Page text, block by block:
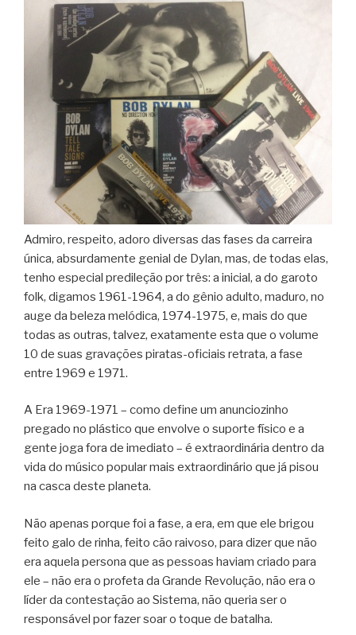
Admiro, respeito, adoro diversas das fases da carreira
única, absurdamente genial de Dylan, mas, de todas elas,
tenho especial predileção por três: a inicial, a do garoto
folk, digamos 1961-1964, a do gênio adulto, maduro, no
auge da beleza melódica, 1974-1975, e, mais do que
todas as outras, talvez, exatamente esta que o volume
10 de suas gravações piratas-oficiais retrata, a fase
entre 1969 e 1971.
A Era 1969-1971 – como define um anunciozinho
pregado no plástico que envolve o suporte físico e a
gente joga fora de imediato – é extraordinária dentro da
vida do músico popular mais extraordinário que já pisou
na casca deste planeta.
Não apenas porque foi a fase, a era, em que ele brigou
feito galo de rinha, feito cão raivoso, para dizer que não
era aquela persona que as pessoas haviam criado para
ele – não era o profeta da Grande Revolução, não era o
líder da contestação ao Sistema, não queria ser o
responsável por fazer soar o toque de batalha.